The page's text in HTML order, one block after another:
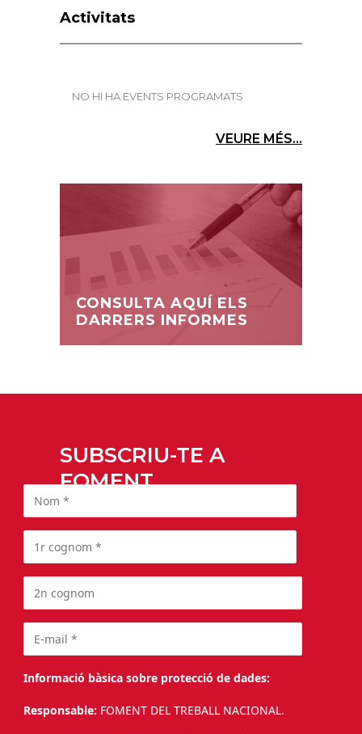
Activitats
NO HI HA EVENTS PROGRAMATS
VEURE MÉS...
CONSULTA AQUÍ ELS
DARRERS INFORMES
SUBSCRIU-TE A
FOMENT
Informació bàsica sobre protecció de dades:
Responsable: FOMENT DEL TREBALL NACIONAL.